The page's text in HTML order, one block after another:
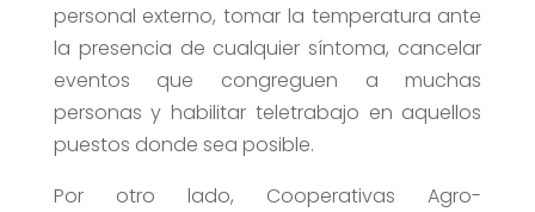
personal externo, tomar la temperatura ante
la presencia de cualquier síntoma, cancelar
eventos que congreguen a muchas
personas y habilitar teletrabajo en aquellos
puestos donde sea posible.
Por otro lado, Cooperativas Agro-